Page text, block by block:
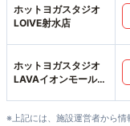
ホットヨガスタジオ
LOIVE射水店
ホットヨガスタジオ
LAVAイオンモール高
※上記には、施設運営者から